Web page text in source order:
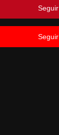
Seguir
Seguir